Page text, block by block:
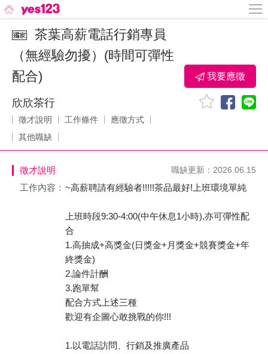
茶葉高薪電話行銷專員
（無經驗勿擾）(時間可彈性
配合)
欣欣茶行
徵才說明 工作條件
應徵方式
其他職缺
我要應徵
徵才說明 職缺更新：2026.06.15
工作內容： ~高薪聘請有經驗者!!!!!茶品最好!上班環境單純
上班時段9:30-4:00(中午休息1小時),亦可彈性配
合
1.高抽成+高獎金(日獎金+月獎金+競賽獎金+年
終獎金)
2.論件計酬
3.跑單幫
配合方式上述三種
歡迎有企圖心敢挑戰的你!!!
1.以電話訪問、行銷及推廣產品